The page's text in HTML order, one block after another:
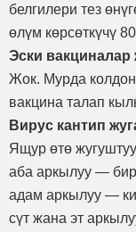
белгилери тез
өлүм көрсөткүчү
Эски
Жок. Мурда
вакцина талап
Вирус кантип
Ящур өтө
аба аркылуу —
адам аркылуу —
сүт жана эт